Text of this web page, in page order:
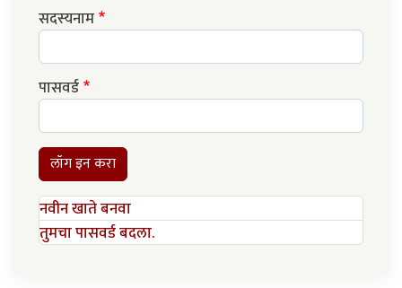
सदस्यनाम
पासवर्ड
लॉग इन करा
नवीन खाते बनवा
तुमचा पासवर्ड बदला.